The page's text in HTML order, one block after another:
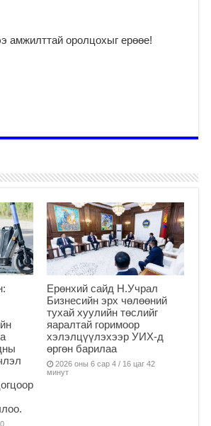
амжилттай оролцохыг ерөөе!
Ерөнхий сайд Н.Учрал
Бизнесийн эрх чөлөөний
тухай хуулийн төслийг
яаралтай горимоор
хэлэлцүүлэхээр УИХ-д
өргөн барилаа
2026 оны 6 сар 4 / 16 цаг 42
минут